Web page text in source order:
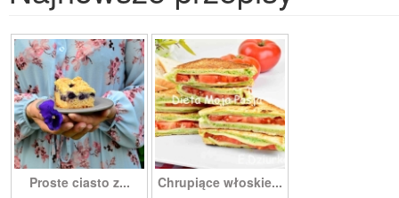
Proste ciasto z... Chrupiące włoskie...